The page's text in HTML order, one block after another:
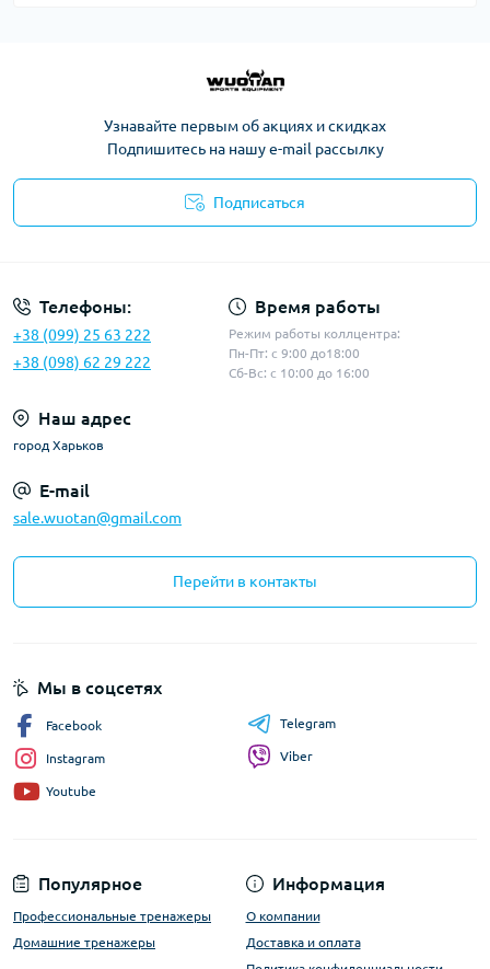
Узнавайте первым об акциях и скидках
Подпишитесь на нашу e-mail рассылку
Подписаться
Телефоны:
+38 (099) 25 63 222
+38 (098) 62 29 222
Время работы
Режим работы коллцентра:
Пн-Пт: с 9:00 до18:00
Сб-Вс: с 10:00 до 16:00
Наш адрес
город Харьков
E-mail
sale.wuotan@gmail.com
Перейти в контакты
Популярное
Профессиональные тренажеры
Домашние тренажеры
Информация
О компании
Доставка и оплата
Мы в соцсетях
Facebook
Instagram
Youtube
Telegram
Viber